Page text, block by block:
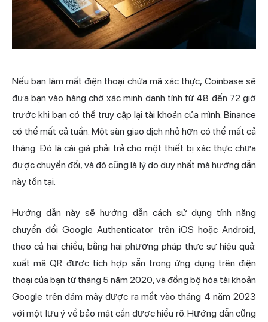
Nếu bạn làm mất điện thoại chứa mã xác thực, Coinbase sẽ
đưa bạn vào hàng chờ xác minh danh tính từ 48 đến 72 giờ
trước khi bạn có thể truy cập lại tài khoản của mình. Binance
có thể mất cả tuần. Một sàn giao dịch nhỏ hơn có thể mất cả
tháng. Đó là cái giá phải trả cho một thiết bị xác thực chưa
được chuyển đổi, và đó cũng là lý do duy nhất mà hướng dẫn
này tồn tại.
Hướng dẫn này sẽ hướng dẫn cách sử dụng tính năng
chuyển đổi Google Authenticator trên iOS hoặc Android,
theo cả hai chiều, bằng hai phương pháp thực sự hiệu quả:
xuất mã QR được tích hợp sẵn trong ứng dụng trên điện
thoại của bạn từ tháng 5 năm 2020, và đồng bộ hóa tài khoản
Google trên đám mây được ra mắt vào tháng 4 năm 2023
với một lưu ý về bảo mật cần được hiểu rõ. Hướng dẫn cũng